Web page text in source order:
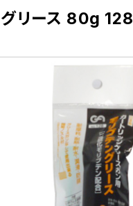
リース 80g 128